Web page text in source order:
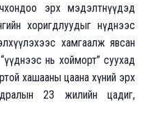
эрх мэдэлтнүүдэд
хоригдлуудыг нүднээс
хамгаалж явсан
нь хойморт” суухад
хашааны цаана хүний эрх
23 жилийн цадиг,